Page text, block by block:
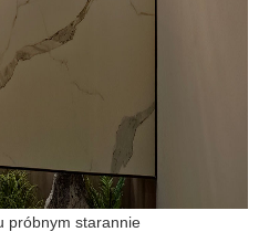
próbnym starannie